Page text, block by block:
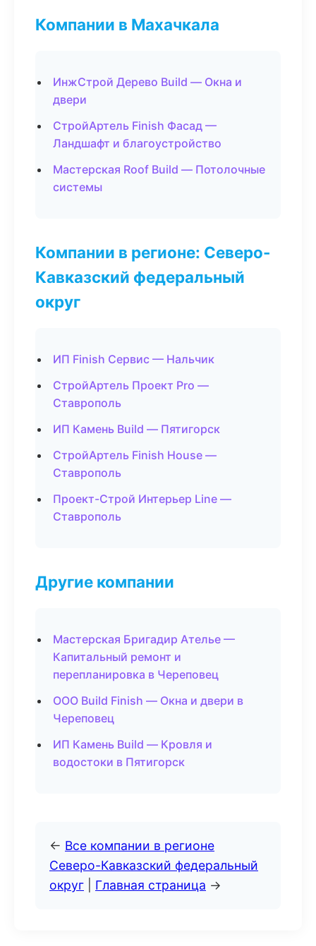
Компании в Махачкала
ИнжСтрой Дерево Build — Окна и
двери
СтройАртель Finish Фасад —
Ландшафт и благоустройство
Мастерская Roof Build — Потолочные
системы
Компании в регионе: Северо-
Кавказский федеральный
округ
ИП Finish Сервис — Нальчик
СтройАртель Проект Pro —
Ставрополь
ИП Камень Build — Пятигорск
СтройАртель Finish House —
Ставрополь
Проект-Строй Интерьер Line —
Ставрополь
Другие компании
Мастерская Бригадир Ателье —
Капитальный ремонт и
перепланировка в Череповец
ООО Build Finish — Окна и двери в
Череповец
ИП Камень Build — Кровля и
водостоки в Пятигорск
← Все компании в регионе
Северо-Кавказский федеральный
округ
Главная страница →